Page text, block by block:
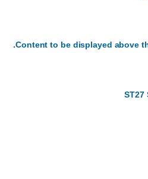
Content to be displayed above